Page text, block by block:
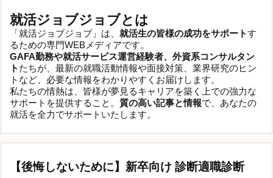
就活ジョブジョブとは
「就活ジョブジョブ」は、 就活生の皆様の成功をサポートす
るための専門WEBメディアです。
GAFA勤務や就活サービス運営経験者、外資系コンサルタン
ト たちが、最新の就職活動情報や面接対策、業界研究のヒン
トなど、必要な情報をわかりやすくお届けします。
私たちの情熱は、皆様が夢見るキャリアを築く上での強力な
サポートを提供すること。 質の高い記事と情報で、あなたの
就活を全力でサポートいたします。
【後悔しないために】新卒向け 診断適職診断